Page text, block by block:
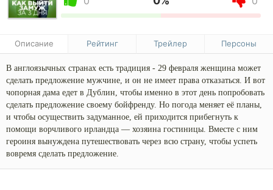
Описание Рейтинг Трейлер Персоны
В англоязычных странах есть традиция - 29 февраля женщина может
сделать предложение мужчине, и он не имеет права отказаться. И вот
чопорная дама едет в Дублин, чтобы именно в этот день попробовать
сделать предложение своему бойфренду. Но погода меняет её планы,
и чтобы осуществить задуманное, ей приходится прибегнуть к
помощи ворчливого ирландца — хозяина гостиницы. Вместе с ним
героиня вынуждена путешествовать через всю страну, чтобы успеть
вовремя сделать предложение.